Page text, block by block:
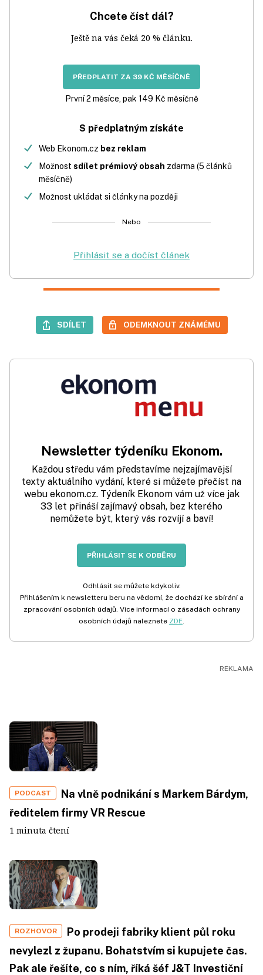
Chcete číst dál?
Ještě na vás čeká 20 % článku.
PŘEDPLATIT ZA 39 KČ MĚSÍČNĚ
První 2 měsíce, pak 149 Kč měsíčně
S předplatným získáte
Web Ekonom.cz bez reklam
Možnost sdílet prémiový obsah zdarma (5 článků
měsíčně)
Možnost ukládat si články na později
Nebo
Přihlásit se a dočíst článek
SDÍLET ODEMKNOUT ZNÁMÉMU
Newsletter týdeníku Ekonom.
Každou středu vám představíme nejzajímavější
texty aktuálního vydání, které si můžete přečíst na
webu ekonom.cz. Týdeník Ekonom vám už více jak
33 let přináší zajímavý obsah, bez kterého
nemůžete být, který vás rozvíjí a baví!
PŘIHLÁSIT SE K ODBĚRU
Odhlásit se můžete kdykoliv.
Přihlášením k newsletteru beru na vědomí, že dochází ke sbírání a
zpracování osobních údajů. Více informací o zásadách ochrany
osobních údajů naleznete ZDE.
PODCAST
Na vlně podnikání s Markem Bárdym,
ředitelem firmy VR Rescue
1 minuta čtení
ROZHOVOR
Po prodeji fabriky klient půl roku
nevylezl z županu. Bohatstvím si kupujete čas.
Pak ale řešíte, co s ním, říká šéf J&T Investiční